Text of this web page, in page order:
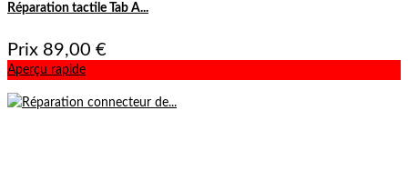
Réparation tactile Tab A...
Prix 89,00 €
Aperçu rapide